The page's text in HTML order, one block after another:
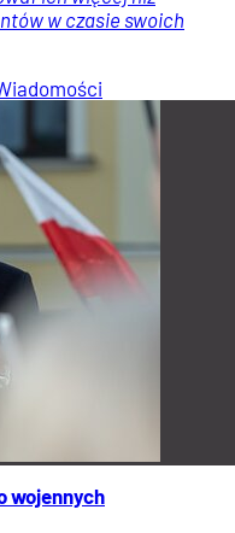
w czasie swoich
wojennych